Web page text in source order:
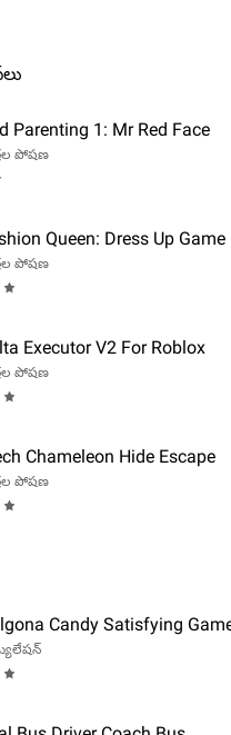
Parenting 1: Mr Red Face
పోషణ
Queen: Dress Up Game
పోషణ
Executor V2 For Roblox
పోషణ
Chameleon Hide Escape
పోషణ
Candy Satisfying